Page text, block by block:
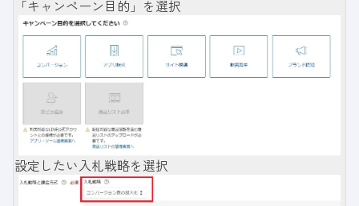
「キャンペーン目的」を選択
設定したい入札戦略を選択